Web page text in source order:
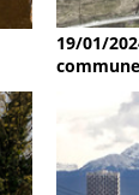
19/01/